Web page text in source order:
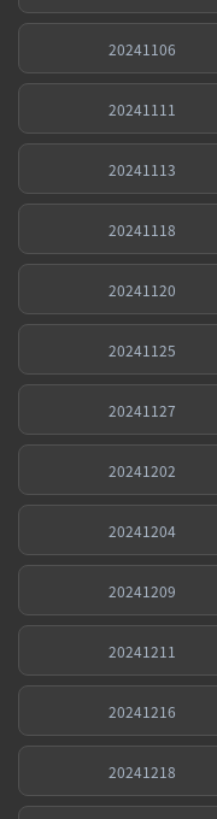
20241106
20241111
20241113
20241118
20241120
20241125
20241127
20241202
20241204
20241209
20241211
20241216
20241218